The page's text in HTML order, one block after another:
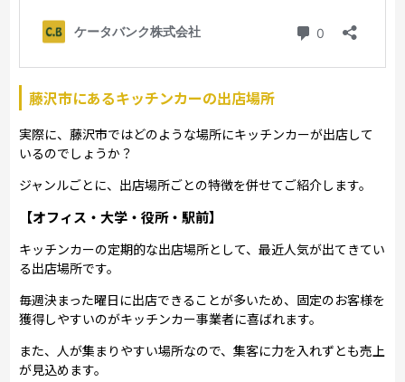
藤沢市にあるキッチンカーの出店場所
実際に、藤沢市ではどのような場所にキッチンカーが出店して
いるのでしょうか？
ジャンルごとに、出店場所ごとの特徴を併せてご紹介します。
【オフィス・大学・役所・駅前】
キッチンカーの定期的な出店場所として、最近人気が出てきてい
る出店場所です。
毎週決まった曜日に出店できることが多いため、固定のお客様を
獲得しやすいのがキッチンカー事業者に喜ばれます。
また、人が集まりやすい場所なので、集客に力を入れずとも売上
が見込めます。